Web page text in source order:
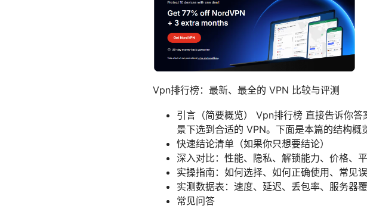
Vpn排行榜：最新、最全的 VPN 比较与评测
引言（简要概览） Vpn排行榜 直接告诉你
景下选到合适的 VPN。下面是本篇的结构概
快速结论清单（如果你只想要结论）
深入对比：性能、隐私、解锁能力、价格、
实操指南：如何选择、如何正确使用、常见
实测数据表：速度、延迟、丢包率、服务器
常见问答